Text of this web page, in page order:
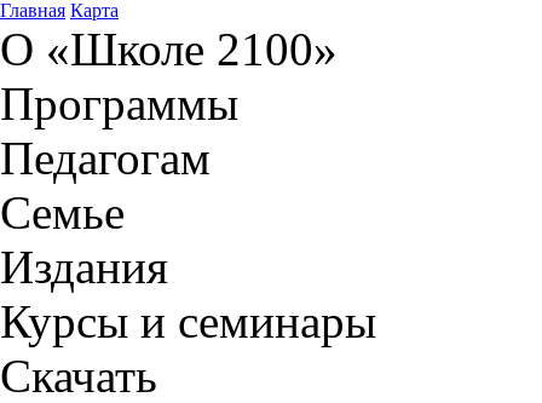
Главная Карта
О «Школе 2100»
Программы
Педагогам
Семье
Издания
Курсы и семинары
Скачать